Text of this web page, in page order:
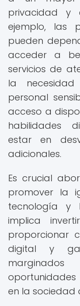
privacidad y
ejemplo, las
pueden
acceder a
servicios de
la
personal
acceso a
habilidades
estar en
adicionales.
Es crucial
promover la
tecnología y
implica
proporcionar
digital y
en la sociedad